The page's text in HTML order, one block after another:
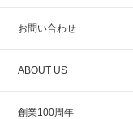
お問い合わせ
ABOUT US
創業100周年